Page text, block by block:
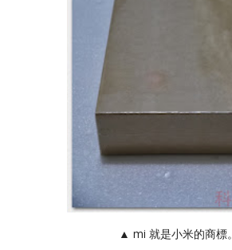
▲ mi 就是小米的商標。